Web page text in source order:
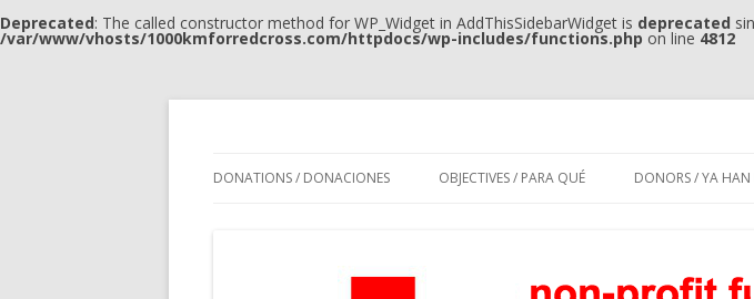
Deprecated: The called constructor method for WP_Widget in AddThisSidebarWidget is deprecated
/var/www/vhosts/1000kmforredcross.com/httpdocs/wp-includes/functions.php on line 4812
DONATIONS / DONACIONES OBJECTIVES / PARA QUÉ DONORS / YA